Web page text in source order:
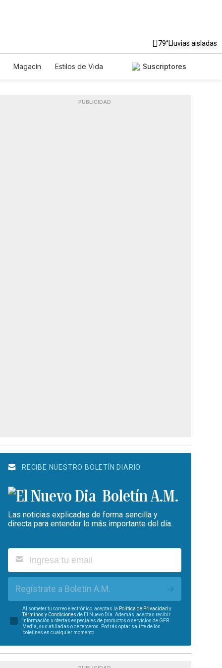
79°Lluvias aisladas
Magacín
Estilos de Vida
Suscriptores
PUBLICIDAD
RECIBE NUESTRO BOLETÍN DIARIO
Boletín A.M.
Las noticias explicadas de forma sencilla y
directa para entender lo más importante del día.
Regístrate a Boletín A.M.
Al someter tu correo electrónico, aceptas la Política de Privacidad y
Términos y Condiciones de El Nuevo Día. Además, aceptas recibir
información u ofertas especiales de productos o servicios de GFR
Media, sus afiliadas o de terceros. Podrás optar salirte de los
boletines en cualquier momento.